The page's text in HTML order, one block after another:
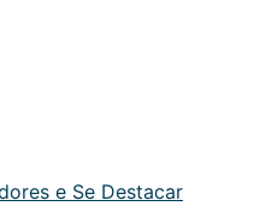
e Se Destacar